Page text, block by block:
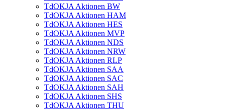
TdOKJA Aktionen BW
TdOKJA Aktionen HAM
TdOKJA Aktionen HES
TdOKJA Aktionen MVP
TdOKJA Aktionen NDS
TdOKJA Aktionen NRW
TdOKJA Aktionen RLP
TdOKJA Aktionen SAA
TdOKJA Aktionen SAC
TdOKJA Aktionen SAH
TdOKJA Aktionen SHS
TdOKJA Aktionen THU